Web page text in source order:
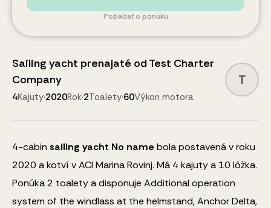
Požiadať o ponuku
Sailing yacht prenajaté od Test Charter
Company
4Kajuty·2020Rok·2Toalety·60Výkon motora
T
4-cabin sailing yacht No name bola postavená v roku
2020 a kotví v ACI Marina Rovinj. Má 4 kajuty a 10 lôžka.
Ponúka 2 toalety a disponuje Additional operation
system of the windlass at the helmstand, Anchor Delta,